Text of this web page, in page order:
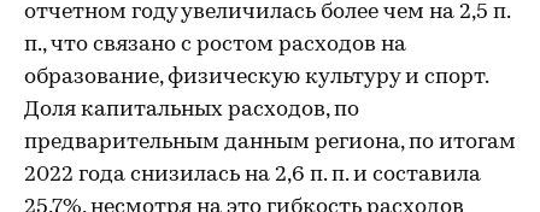
отчетном году увеличилась более чем на 2,5 п.
п., что связано с ростом расходов на
образование, физическую культуру и спорт.
Доля капитальных расходов, по
предварительным данным региона, по итогам
2022 года снизилась на 2,6 п. п. и составила